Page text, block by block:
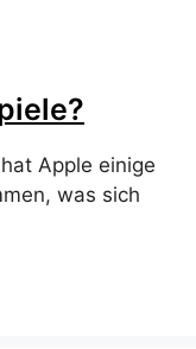
Apple einige
was sich